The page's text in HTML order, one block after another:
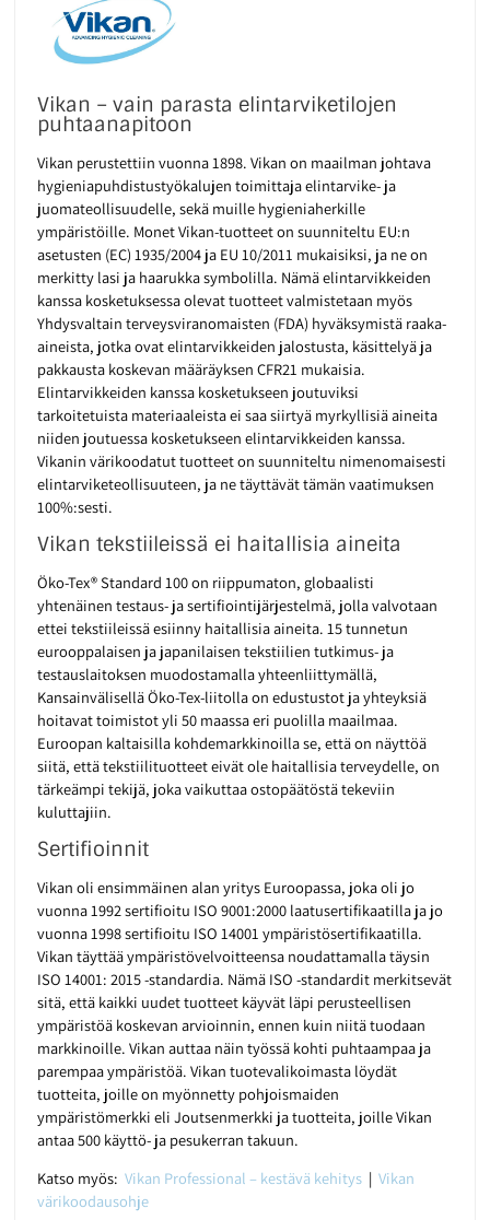
Vikan – vain parasta elintarviketilojen
puhtaanapitoon
Vikan perustettiin vuonna 1898. Vikan on maailman johtava
hygieniapuhdistustyökalujen toimittaja elintarvike- ja
juomateollisuudelle, sekä muille hygieniaherkille
ympäristöille. Monet Vikan-tuotteet on suunniteltu EU:n
asetusten (EC) 1935/2004 ja EU 10/2011 mukaisiksi, ja ne on
merkitty lasi ja haarukka symbolilla. Nämä elintarvikkeiden
kanssa kosketuksessa olevat tuotteet valmistetaan myös
Yhdysvaltain terveysviranomaisten (FDA) hyväksymistä raaka-
aineista, jotka ovat elintarvikkeiden jalostusta, käsittelyä ja
pakkausta koskevan määräyksen CFR21 mukaisia.
Elintarvikkeiden kanssa kosketukseen joutuviksi
tarkoitetuista materiaaleista ei saa siirtyä myrkyllisiä aineita
niiden joutuessa kosketukseen elintarvikkeiden kanssa.
Vikanin värikoodatut tuotteet on suunniteltu nimenomaisesti
elintarviketeollisuuteen, ja ne täyttävät tämän vaatimuksen
100%:sesti.
Vikan tekstiileissä ei haitallisia aineita
Öko-Tex® Standard 100 on riippumaton, globaalisti
yhtenäinen testaus- ja sertifiointijärjestelmä, jolla valvotaan
ettei tekstiileissä esiinny haitallisia aineita. 15 tunnetun
eurooppalaisen ja japanilaisen tekstiilien tutkimus- ja
testauslaitoksen muodostamalla yhteenliittymällä,
Kansainvälisellä Öko-Tex-liitolla on edustustot ja yhteyksiä
hoitavat toimistot yli 50 maassa eri puolilla maailmaa.
Euroopan kaltaisilla kohdemarkkinoilla se, että on näyttöä
siitä, että tekstiilituotteet eivät ole haitallisia terveydelle, on
tärkeämpi tekijä, joka vaikuttaa ostopäätöstä tekeviin
kuluttajiin.
Sertifioinnit
Vikan oli ensimmäinen alan yritys Euroopassa, joka oli jo
vuonna 1992 sertifioitu ISO 9001:2000 laatusertifikaatilla ja jo
vuonna 1998 sertifioitu ISO 14001 ympäristösertifikaatilla.
Vikan täyttää ympäristövelvoitteensa noudattamalla täysin
ISO 14001: 2015 -standardia. Nämä ISO -standardit merkitsevät
sitä, että kaikki uudet tuotteet käyvät läpi perusteellisen
ympäristöä koskevan arvioinnin, ennen kuin niitä tuodaan
markkinoille. Vikan auttaa näin työssä kohti puhtaampaa ja
parempaa ympäristöä. Vikan tuotevalikoimasta löydät
tuotteita, joille on myönnetty pohjoismaiden
ympäristömerkki eli Joutsenmerkki ja tuotteita, joille Vikan
antaa 500 käyttö- ja pesukerran takuun.
Katso myös:Vikan Professional – kestävä kehitys | Vikan
värikoodausohje